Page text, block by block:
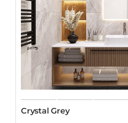
Crystal Grey